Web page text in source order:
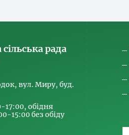
рада
вул. Миру, буд.
обідня
15:00 без обіду